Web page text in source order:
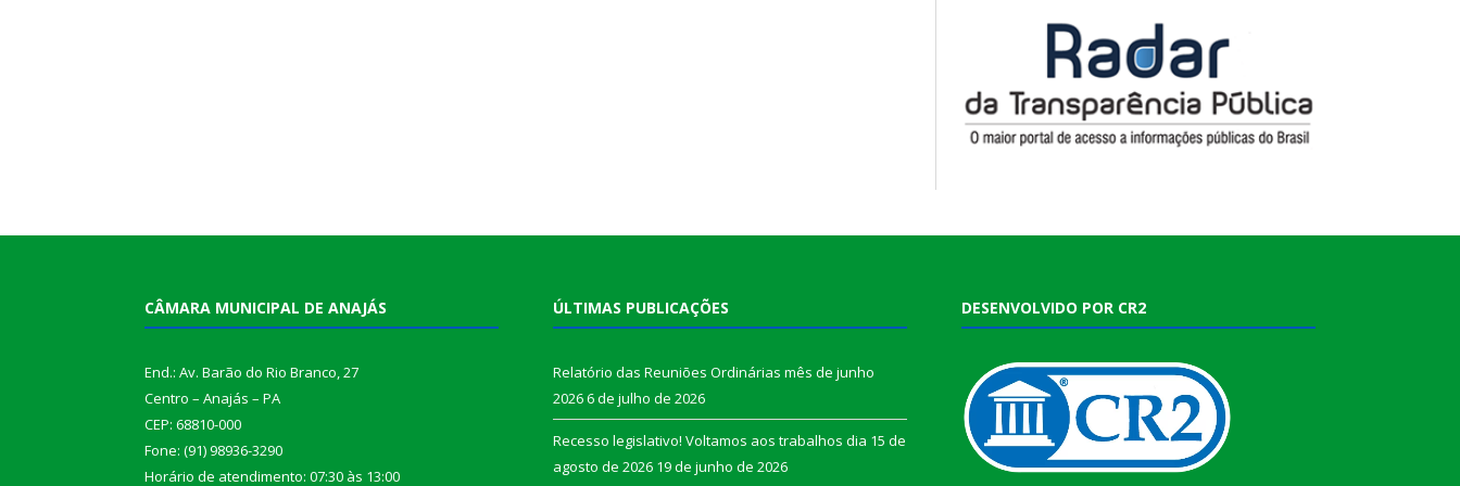
CÂMARA MUNICIPAL DE ANAJÁS
End.: Av. Barão do Rio Branco, 27
Centro – Anajás – PA
CEP: 68810-000
Fone: (91) 98936-3290
Horário de atendimento: 07:30 às 13:00
ÚLTIMAS PUBLICAÇÕES
Relatório das Reuniões Ordinárias mês de junho
20266 de julho de 2026
Recesso legislativo! Voltamos aos trabalhos dia 15 de
agosto de 2026 19 de junho de 2026
DESENVOLVIDO POR CR2